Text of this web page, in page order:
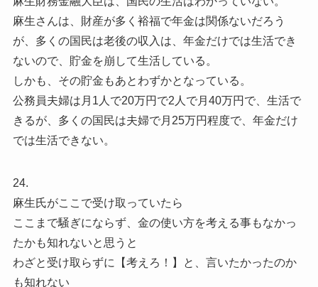
麻生さんは、財産が多く裕福で年金は関係ないだろう
が、多くの国民は老後の収入は、年金だけでは生活でき
ないので、貯金を崩して生活している。
しかも、その貯金もあとわずかとなっている。
公務員夫婦は月1人で20万円で2人で月40万円で、生活で
きるが、多くの国民は夫婦で月25万円程度で、年金だけ
では生活できない。
24.
麻生氏がここで受け取っていたら
ここまで騒ぎにならず、金の使い方を考える事もなかっ
たかも知れないと思うと
わざと受け取らずに【考えろ！】と、言いたかったのか
も知れない